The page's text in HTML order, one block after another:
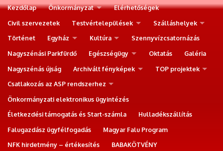
Kezdőlap Önkormányzat
Elérhetőségek
Civil szervezetek
Testvértelepülések
Szálláshelyek
Történet
Egyház Kultúra
Szennyvízcsatornázás
Nagyszénási Parkfürdő
Egészségügy Oktatás
Galéria
Nagyszénás újság
Archivált fényképek
TOP projektek
Csatlakozás az ASP rendszerhez
Önkormányzati elektronikus ügyintézés
Életkezdési támogatás és Start-számla
Hulladékszállítás
Falugazdász ügyfélfogadás
Magyar Falu Program
NFK hirdetmény – értékesítés
BABAKÖTVÉNY